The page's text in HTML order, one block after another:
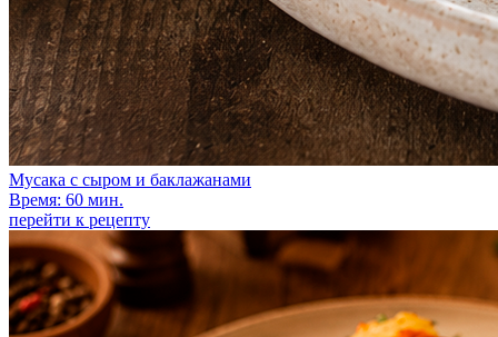
Мусака с сыром и баклажанами
Время: 60 мин.
перейти к рецепту